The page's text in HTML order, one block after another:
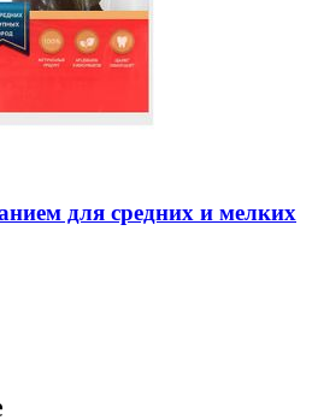
для средних и мелких